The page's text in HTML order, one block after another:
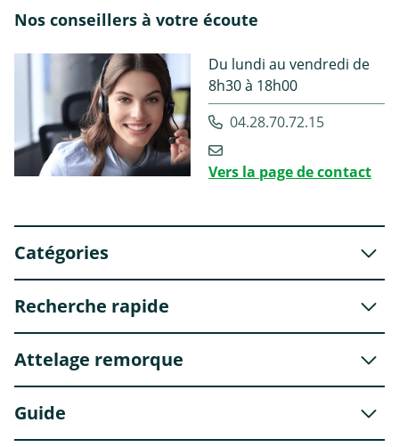
Nos conseillers à votre écoute
Du lundi au vendredi de
8h30 à 18h00
04.28.70.72.15
Vers la page de contact
Catégories
Recherche rapide
Attelage remorque
Guide